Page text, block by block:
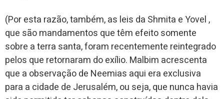
(Por esta razão, também, as leis da Shmita e Yovel ,
que são mandamentos que têm efeito somente
sobre a terra santa, foram recentemente reintegrado
pelos que retornaram do exílio. Malbim acrescenta
que a observação de Neemias aqui era exclusiva
para a cidade de Jerusalém, ou seja, que nunca havia